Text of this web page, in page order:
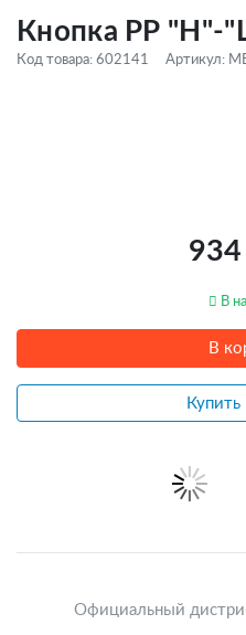
Кнопка РР "H"-
Код товара: 602141 Артикул:
934
В
В
Купить
Официальный